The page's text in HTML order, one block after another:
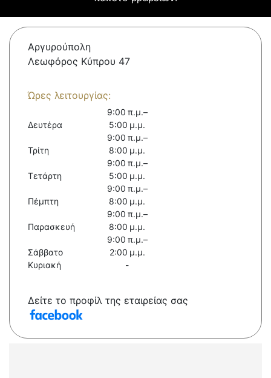
Αργυρούπολη
Λεωφόρος Κύπρου 47
Ώρες λειτουργίας:
Δευτέρα
9:00 π.μ.–
5:00 μ.μ.
Τρίτη
9:00 π.μ.–
8:00 μ.μ.
Τετάρτη
9:00 π.μ.–
5:00 μ.μ.
Πέμπτη
9:00 π.μ.–
8:00 μ.μ.
Παρασκευή
9:00 π.μ.–
8:00 μ.μ.
Σάββατο
9:00 π.μ.–
2:00 μ.μ.
Κυριακή
-
Δείτε το προφίλ της εταιρείας σας